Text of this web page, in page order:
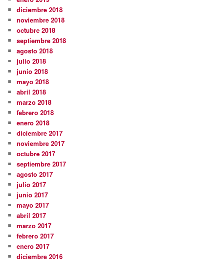
diciembre 2018
noviembre 2018
octubre 2018
septiembre 2018
agosto 2018
julio 2018
junio 2018
mayo 2018
abril 2018
marzo 2018
febrero 2018
enero 2018
diciembre 2017
noviembre 2017
octubre 2017
septiembre 2017
agosto 2017
julio 2017
junio 2017
mayo 2017
abril 2017
marzo 2017
febrero 2017
enero 2017
diciembre 2016